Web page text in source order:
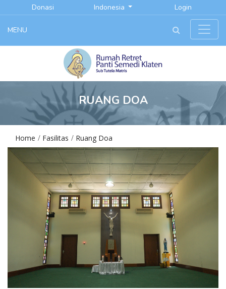
Donasi Indonesia Login
MENU
RUANG DOA
Home Fasilitas Ruang Doa